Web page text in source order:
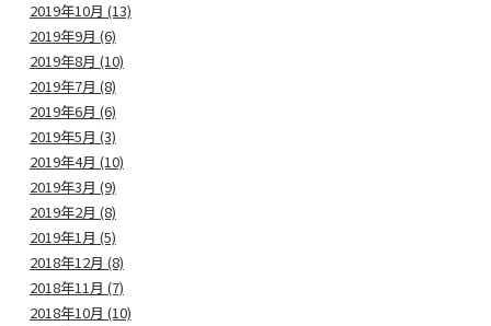
2019年10月 (13)
2019年9月 (6)
2019年8月 (10)
2019年7月 (8)
2019年6月 (6)
2019年5月 (3)
2019年4月 (10)
2019年3月 (9)
2019年2月 (8)
2019年1月 (5)
2018年12月 (8)
2018年11月 (7)
2018年10月 (10)